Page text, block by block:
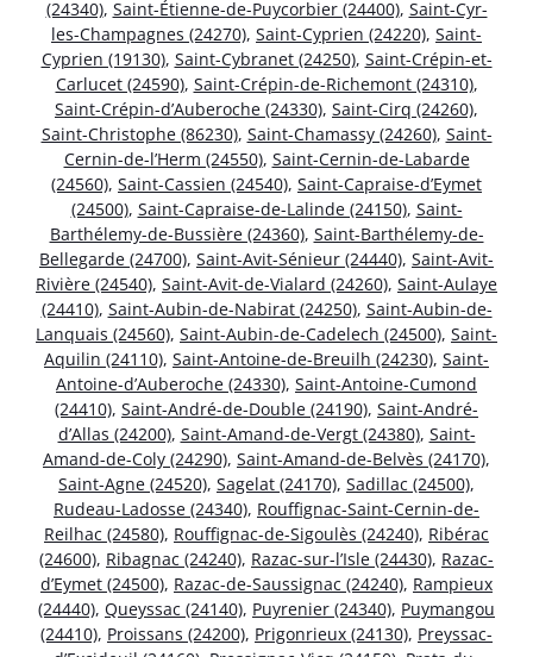
(24340), Saint-Étienne-de-Puycorbier (24400), Saint-Cyr-
les-Champagnes (24270), Saint-Cyprien (24220), Saint-
Cyprien (19130), Saint-Cybranet (24250), Saint-Crépin-et-
Carlucet (24590), Saint-Crépin-de-Richemont (24310),
Saint-Crépin-d’Auberoche (24330), Saint-Cirq (24260),
Saint-Christophe (86230), Saint-Chamassy (24260), Saint-
Cernin-de-l’Herm (24550), Saint-Cernin-de-Labarde
(24560), Saint-Cassien (24540), Saint-Capraise-d’Eymet
(24500), Saint-Capraise-de-Lalinde (24150), Saint-
Barthélemy-de-Bussière (24360), Saint-Barthélemy-de-
Bellegarde (24700), Saint-Avit-Sénieur (24440), Saint-Avit-
Rivière (24540), Saint-Avit-de-Vialard (24260), Saint-Aulaye
(24410), Saint-Aubin-de-Nabirat (24250), Saint-Aubin-de-
Lanquais (24560), Saint-Aubin-de-Cadelech (24500), Saint-
Aquilin (24110), Saint-Antoine-de-Breuilh (24230), Saint-
Antoine-d’Auberoche (24330), Saint-Antoine-Cumond
(24410), Saint-André-de-Double (24190), Saint-André-
d’Allas (24200), Saint-Amand-de-Vergt (24380), Saint-
Amand-de-Coly (24290), Saint-Amand-de-Belvès (24170),
Saint-Agne (24520), Sagelat (24170), Sadillac (24500),
Rudeau-Ladosse (24340), Rouffignac-Saint-Cernin-de-
Reilhac (24580), Rouffignac-de-Sigoulès (24240), Ribérac
(24600), Ribagnac (24240), Razac-sur-l’Isle (24430), Razac-
d’Eymet (24500), Razac-de-Saussignac (24240), Rampieux
(24440), Queyssac (24140), Puyrenier (24340), Puymangou
(24410), Proissans (24200), Prigonrieux (24130), Preyssac-